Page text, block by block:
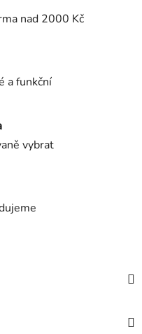
nad 2000 Kč
a funkční
vybrat